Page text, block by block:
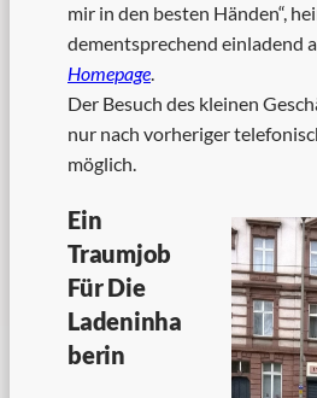
mir in den besten Händen“,
dementsprechend einladend
Homepage.
Der Besuch des kleinen
nur nach vorheriger
möglich.
Ein
Traumjob
Für Die
Ladeninha
Berin